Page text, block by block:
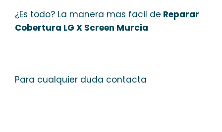
¿Es todo? La manera mas facil de Reparar
Cobertura LG X Screen Murcia
Para cualquier duda contacta